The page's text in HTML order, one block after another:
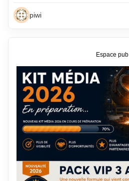
piwi
Espace pub